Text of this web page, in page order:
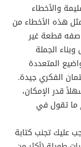
والأخطاء
هذه الأخطاء من
قطعة غير
الجملة
المتعددة
الفكري جيدة.
قدر الإمكان،
ما تقول في
عليك تجنب كتابة